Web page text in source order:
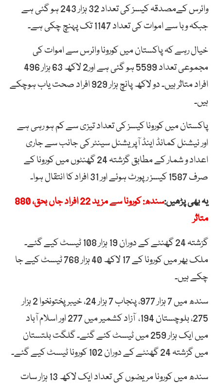
وائرس کےمصدقہ کیسز کی تعداد 32 ہزار 243 ہو گئی ہے
جبکہ وبا سے اموات کی تعداد 1147 تک پہنچ چکی ہے۔
خیال رہے کہ پاکستان میں کورونا وائرس سے اموات کی
مجموعی تعداد 5599 ہو گئی ہے اور2 لاکھ 63 ہزار 496
افراد متاثر ہیں۔ دو لاکھ پانچ ہزار 929 افراد صحت یاب ہوچکے
ہیں۔
پاکستان میں کورونا کیسز کی تعداد تیزی سے کم ہو رہی ہے
اور نیشنل کمانڈ اینڈ آپریشنل سینٹر کی جانب سے جاری
اعداد و شمار کے مطابق گزشتہ 24 گھنٹوں میں کورونا کے
صرف 1587 کیسز رپورٹ ہوئے اور 31 افراد کا انتقال ہوا۔
یہ بھی پڑھیں:
سندھ: کورونا سے مزید 22 افراد جاں بحق، 880
متاثر
گزشتہ 24 گھنٹے کے دوران 19 ہزار 108 ٹیسٹ کیے گئے۔
ملک بھر میں کورونا کے 17 لاکھ 40 ہزار 768 ٹیسٹ کیے جا
چکے ہیں۔
سندھ میں 7 ہزار 977، پنجاب 7 ہزار 24، خیبر پختونخوا 2 ہزار
275، بلوچستان 194، آزاد کشمیر میں 277 اور اسلام آباد
میں ایک ہزار 259 میں ٹیسٹ کئے گئے۔ گلگت بلتستان
میں گزشتہ 24 گھنٹے کے دوران 102 کورونا ٹیسٹ کیے گئے۔
سندھ میں کورونا مریضوں کی تعداد ایک لاکھ 13 ہزار سات